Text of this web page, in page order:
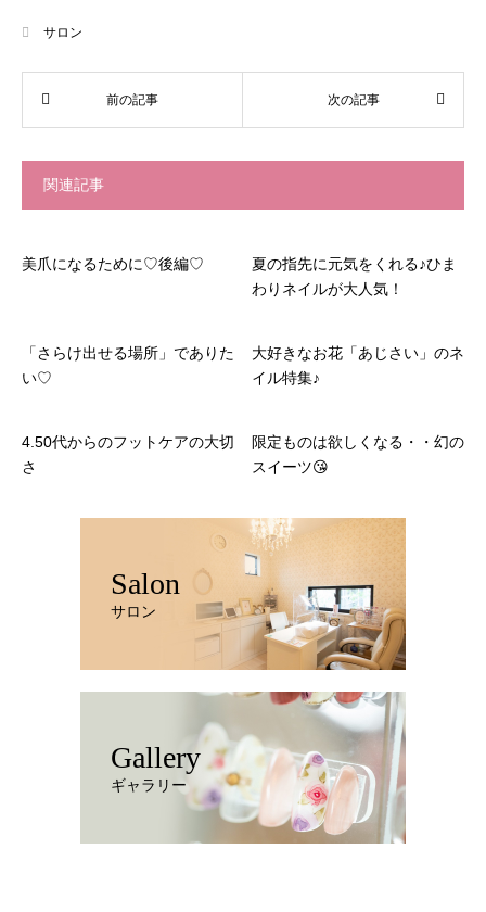
サロン
関連記事
美爪になるために♡後編♡
夏の指先に元気をくれる♪ひま
わりネイルが大人気！
「さらけ出せる場所」でありた
い♡
大好きなお花「あじさい」のネ
イル特集♪
4.50代からのフットケアの大切
さ
限定ものは欲しくなる・・幻の
スイーツ😘
Salon
サロン
Gallery
ギャラリー